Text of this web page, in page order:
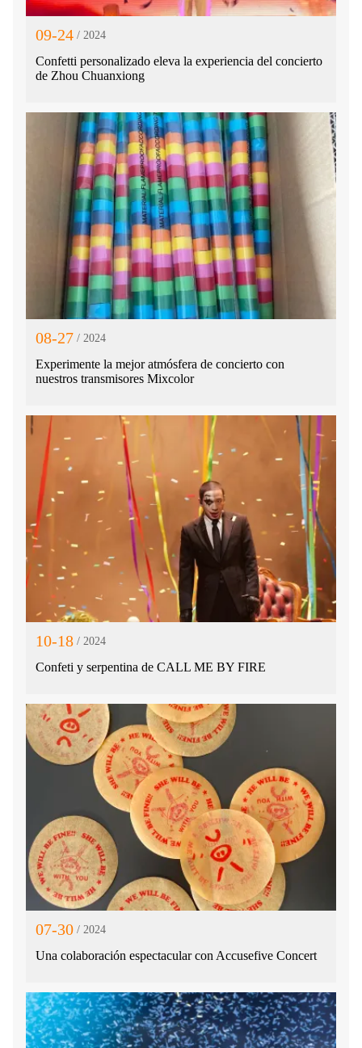
09-24 / 2024
Confetti personalizado eleva la experiencia del concierto
de Zhou Chuanxiong
08-27 / 2024
Experimente la mejor atmósfera de concierto con
nuestros transmisores Mixcolor
10-18 / 2024
Confeti y serpentina de CALL ME BY FIRE
07-30 / 2024
Una colaboración espectacular con Accusefive Concert